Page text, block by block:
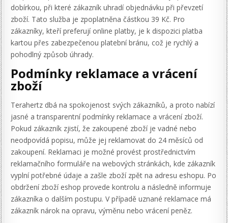
dobírkou, při které zákazník uhradí objednávku při převzetí
zboží. Tato služba je zpoplatněna částkou 39 Kč. Pro
zákazníky, kteří preferují online platby, je k dispozici platba
kartou přes zabezpečenou platební bránu, což je rychlý a
pohodlný způsob úhrady.
Podmínky reklamace a vrácení
zboží
Terahertz dbá na spokojenost svých zákazníků, a proto nabízí
jasné a transparentní podmínky reklamace a vrácení zboží.
Pokud zákazník zjistí, že zakoupené zboží je vadné nebo
neodpovídá popisu, může jej reklamovat do 24 měsíců od
zakoupení. Reklamaci je možné provést prostřednictvím
reklamačního formuláře na webových stránkách, kde zákazník
vyplní potřebné údaje a zašle zboží zpět na adresu eshopu. Po
obdržení zboží eshop provede kontrolu a následně informuje
zákazníka o dalším postupu. V případě uznané reklamace má
zákazník nárok na opravu, výměnu nebo vrácení peněz.